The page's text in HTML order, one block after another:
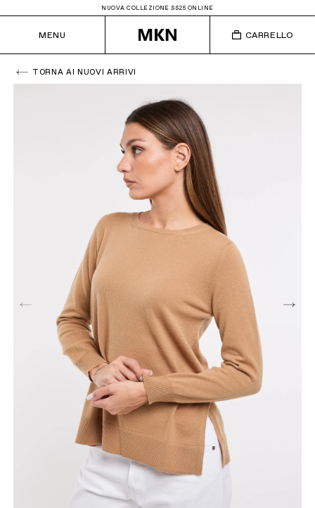
NUOVA COLLEZIONE SS25 ONLINE
MENU CARRELLO
TORNA AI NUOVI ARRIVI